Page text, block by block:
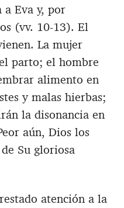
a Eva y, por
(vv. 10-13). El
La mujer
parto; el hombre
alimento en
y malas hierbas;
la disonancia en
aún, Dios los
Su gloriosa
atención a la